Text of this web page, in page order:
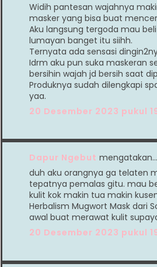
Widih pantesan wajahnya
masker yang bisa buat
Aku langsung tergoda mau
lumayan banget itu siihh.
Ternyata ada sensasi
Idrm aku pun suka maskeran
bersihin wajah jd bersih saat
Produknya sudah dilengkapi
yaa.
20 Desember 2023 pukul
Dapur Ngebut mengatakan…
duh aku orangnya ga telaten
tepatnya pemalas gitu. mau
kulit kok makin tua makin
Herbalism Mugwort Mask dari
awal buat merawat kulit
20 Desember 2023 pukul